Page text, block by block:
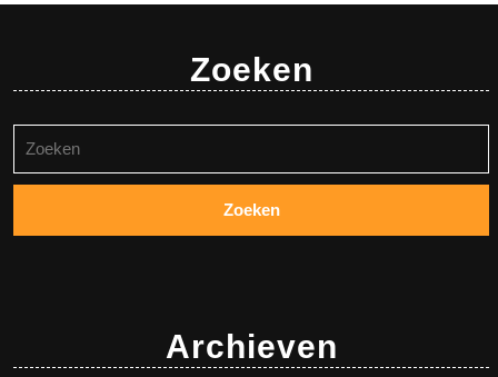
Zoeken
naar:
Archieven